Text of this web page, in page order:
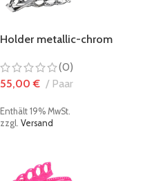
Holder metallic-chrom
(0)
55,00€ Paar
Enthält 19% MwSt.
zzgl. Versand